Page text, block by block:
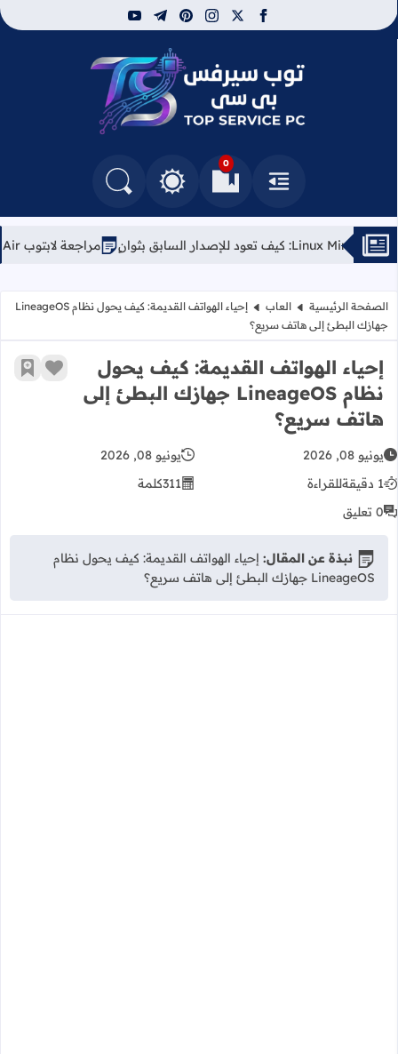
facebook
x
instagram
pinterest
telegram
youtube
توب سيرفس
القائمة
0
العلامات المرجعيةالتغيير بين الوضع النهاري والداكن
البحث في المدونة
مراجعة لابتوب Kubuntu Focus Air (الجيل الأول): الخيار الأمثل لعشاق لينكس
الصفحة الرئيسية العاب
إحياء الهواتف القديمة: كيف يحول نظام LineageOS
جهازك البطئ إلى هاتف سريع؟
إحياء الهواتف القديمة: كيف يحول
نظام LineageOS جهازك البطئ إلى
هاتف سريع؟
زر أضف
يونيو 08, 2026
يونيو 08, 2026
1 دقيقة
للقراءة 311كلمة
0 تعليق
نبذة عن المقال: إحياء الهواتف القديمة: كيف يحول نظام
LineageOS جهازك البطئ إلى هاتف سريع؟